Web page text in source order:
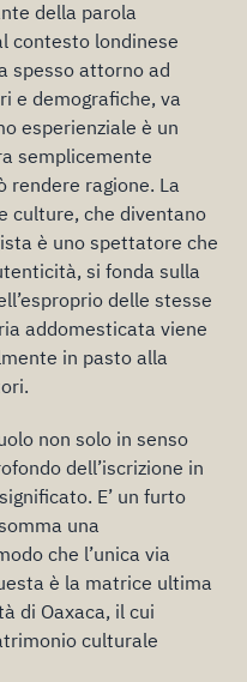
della parola
contesto londinese
spesso attorno ad
e demografiche, va
esperienziale è un
semplicemente
rendere ragione. La
culture, che diventano
è uno spettatore che
si fonda sulla
delle stesse
addomesticata viene
in pasto alla
non solo in senso
dell’iscrizione in
E’ un furto
una
che l’unica via
è la matrice ultima
di Oaxaca, il cui
culturale